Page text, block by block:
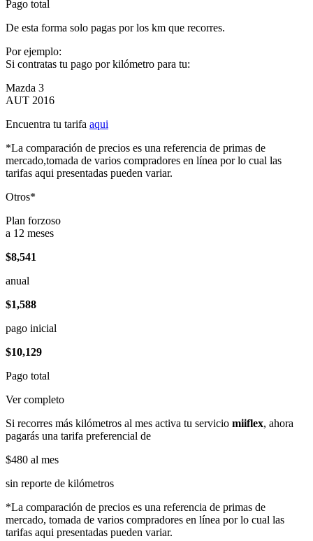
Pago total
De esta forma solo pagas por los km que recorres.
Por ejemplo:
Si contratas tu pago por kilómetro para tu:
Mazda 3
AUT 2016
Encuentra tu tarifa aqui
*La comparación de precios es una referencia de primas de
mercado,tomada de varios compradores en línea por lo cual las
tarifas aqui presentadas pueden variar.
Otros*
Plan forzoso
a 12 meses
$8,541
anual
$1,588
pago inicial
$10,129
Pago total
Ver completo
Si recorres más kilómetros al mes activa tu servicio miiflex, ahora
pagarás una tarifa preferencial de
$480 al mes
sin reporte de kilómetros
*La comparación de precios es una referencia de primas de
mercado, tomada de varios compradores en línea por lo cual las
tarifas aqui presentadas pueden variar.